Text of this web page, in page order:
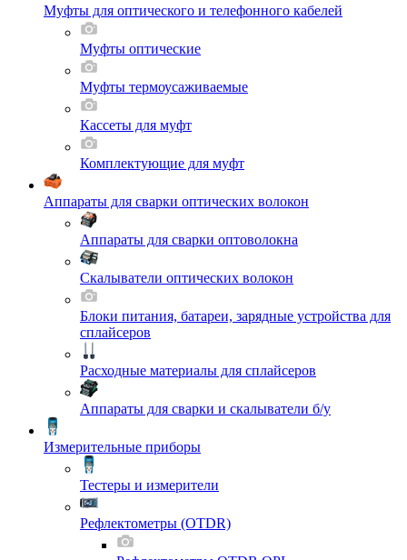
Муфты для оптического и телефонного кабелей
Муфты оптические
Муфты термоусаживаемые
Кассеты для муфт
Комплектующие для муфт
Аппараты для сварки оптических волокон
Аппараты для сварки оптоволокна
Скалыватели оптических волокон
Блоки питания, батареи, зарядные устройства для
сплайсеров
Расходные материалы для сплайсеров
Аппараты для сварки и скалыватели б/у
Измерительные приборы
Тестеры и измерители
Рефлектометры (OTDR)